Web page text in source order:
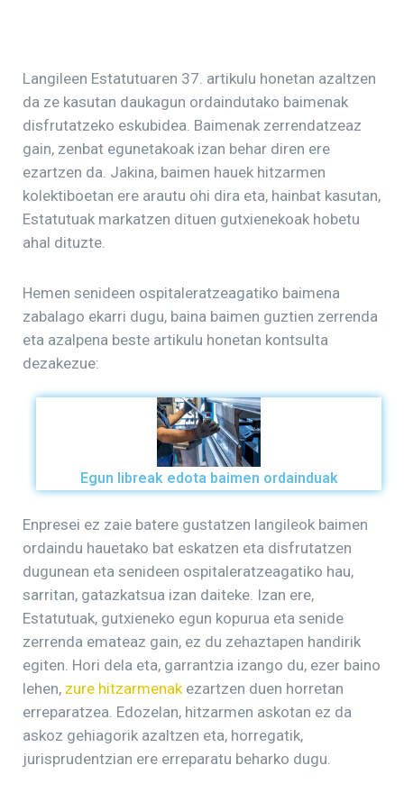
Langileen Estatutuaren 37. artikulu honetan azaltzen
da ze kasutan daukagun ordaindutako baimenak
disfrutatzeko eskubidea. Baimenak zerrendatzeaz
gain, zenbat egunetakoak izan behar diren ere
ezartzen da. Jakina, baimen hauek hitzarmen
kolektiboetan ere arautu ohi dira eta, hainbat kasutan,
Estatutuak markatzen dituen gutxienekoak hobetu
ahal dituzte.
Hemen senideen ospitaleratzeagatiko baimena
zabalago ekarri dugu, baina baimen guztien zerrenda
eta azalpena beste artikulu honetan kontsulta
dezakezue:
Egun libreak edota baimen ordainduak
Enpresei ez zaie batere gustatzen langileok baimen
ordaindu hauetako bat eskatzen eta disfrutatzen
dugunean eta senideen ospitaleratzeagatiko hau,
sarritan, gatazkatsua izan daiteke. Izan ere,
Estatutuak, gutxieneko egun kopurua eta senide
zerrenda emateaz gain, ez du zehaztapen handirik
egiten. Hori dela eta, garrantzia izango du, ezer baino
lehen, zure hitzarmenak ezartzen duen horretan
erreparatzea. Edozelan, hitzarmen askotan ez da
askoz gehiagorik azaltzen eta, horregatik,
jurisprudentzian ere erreparatu beharko dugu.